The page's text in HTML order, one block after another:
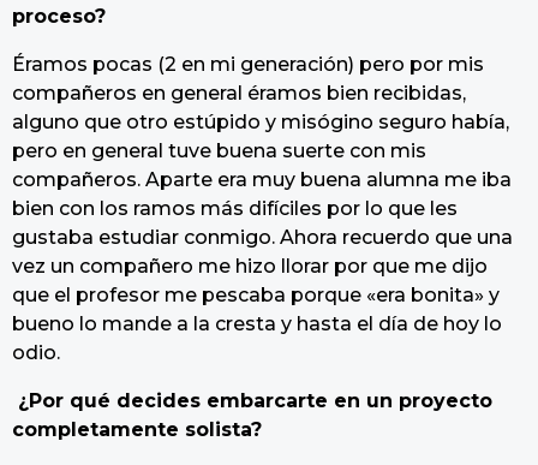
proceso?
Éramos pocas (2 en mi generación) pero por mis
compañeros en general éramos bien recibidas,
alguno que otro estúpido y misógino seguro había,
pero en general tuve buena suerte con mis
compañeros. Aparte era muy buena alumna me iba
bien con los ramos más difíciles por lo que les
gustaba estudiar conmigo. Ahora recuerdo que una
vez un compañero me hizo llorar por que me dijo
que el profesor me pescaba porque «era bonita» y
bueno lo mande a la cresta y hasta el día de hoy lo
odio.
¿Por qué decides embarcarte en un proyecto
completamente solista?